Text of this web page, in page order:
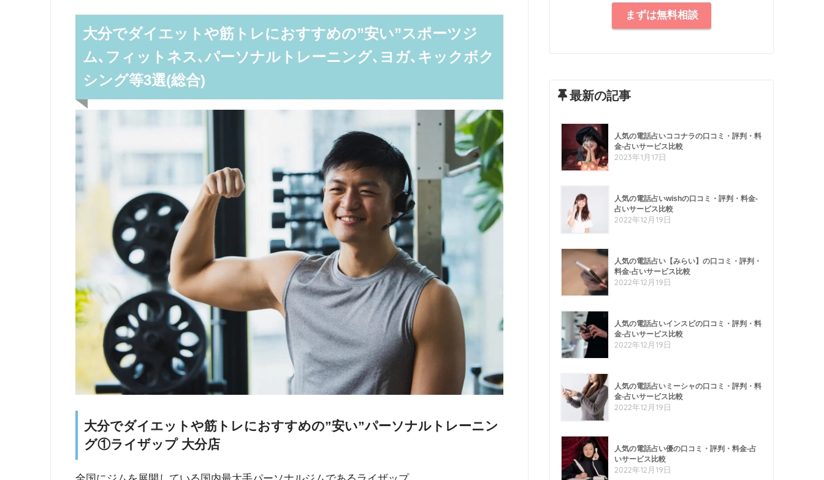
大分でダイエットや筋トレにおすすめの”安い”スポーツジ
ム､フィットネス､パーソナルトレーニング､ヨガ､キックボク
シング等3選(総合)
大分でダイエットや筋トレにおすすめの”安い”パーソナルトレーニン
グ①ライザップ 大分店
まずは無料相談
最新の記事
人気の電話占いココナラの口コミ・評判・料
金-占いサービス比較
2023年1月17日
人気の電話占いwishの口コミ・評判・料金-
占いサービス比較
2022年12月19日
人気の電話占い【みらい】の口コミ・評判・
料金-占いサービス比較
2022年12月19日
人気の電話占いインスピの口コミ・評判・料
金-占いサービス比較
2022年12月19日
人気の電話占いミーシャの口コミ・評判・料
金-占いサービス比較
2022年12月19日
人気の電話占い優の口コミ・評判・料金-占
いサービス比較
2022年12月19日